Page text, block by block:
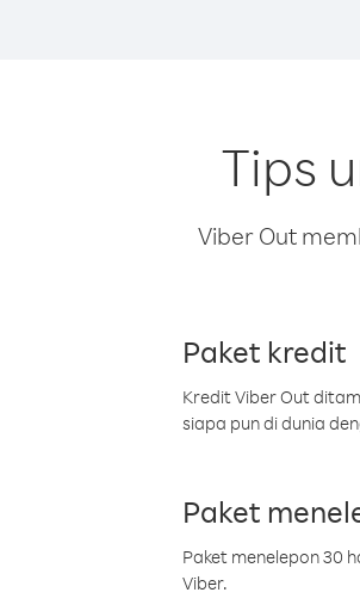
Tips
Viber Out
Paket kredit
Kredit Viber Out
siapa pun di dunia
Paket
Paket menelepon 30
Viber.